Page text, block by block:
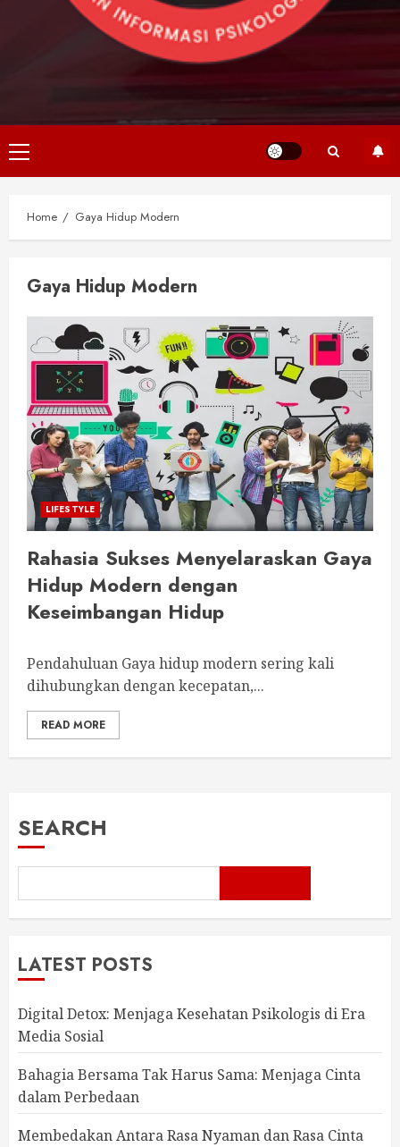
Primary
Menu
Home Gaya Hidup Modern
Gaya Hidup Modern
LIFESTYLE
Rahasia Sukses Menyelaraskan Gaya
Hidup Modern dengan
Keseimbangan Hidup
Pendahuluan Gaya hidup modern sering kali
dihubungkan dengan kecepatan,...
READ MORE
SEARCH
LATEST POSTS
Digital Detox: Menjaga Kesehatan Psikologis di Era
Media Sosial
Bahagia Bersama Tak Harus Sama: Menjaga Cinta
dalam Perbedaan
Membedakan Antara Rasa Nyaman dan Rasa Cinta